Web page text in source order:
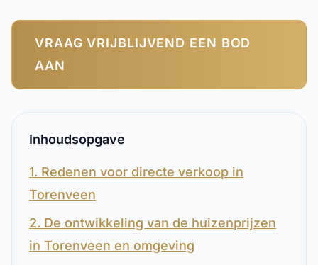
VRAAG VRIJBLIJVEND EEN BOD
AAN
Inhoudsopgave
1. Redenen voor directe verkoop in
Torenveen
2. De ontwikkeling van de huizenprijzen
in Torenveen en omgeving